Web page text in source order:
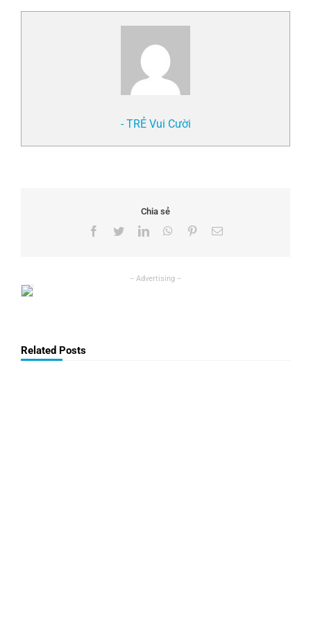
- TRẺ Vui Cười
Chia sẻ
Facebook
TwitterLinkedInWhatsApp
PinterestEmail
Related Posts